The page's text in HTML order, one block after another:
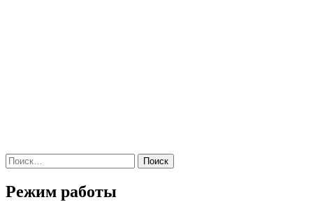
Найти:
Режим работы